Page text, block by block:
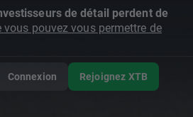
de détail perdent de
pouvez vous permettre de
Connexion Rejoignez XTB